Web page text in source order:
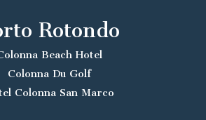
Rotondo
Beach Hotel
Colonna Du Golf
Colonna San Marco